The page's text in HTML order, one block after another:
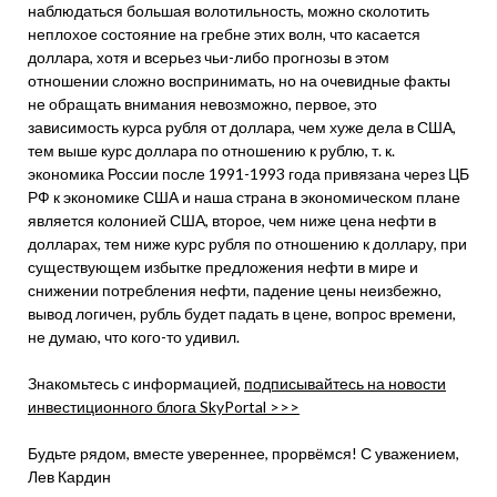
наблюдаться большая волотильность, можно сколотить
неплохое состояние на гребне этих волн, что касается
доллара, хотя и всерьез чьи-либо прогнозы в этом
отношении сложно воспринимать, но на очевидные факты
не обращать внимания невозможно, первое, это
зависимость курса рубля от доллара, чем хуже дела в США,
тем выше курс доллара по отношению к рублю, т. к.
экономика России после 1991-1993 года привязана через ЦБ
РФ к экономике США и наша страна в экономическом плане
является колонией США, второе, чем ниже цена нефти в
долларах, тем ниже курс рубля по отношению к доллару, при
существующем избытке предложения нефти в мире и
снижении потребления нефти, падение цены неизбежно,
вывод логичен, рубль будет падать в цене, вопрос времени,
не думаю, что кого-то удивил.
Знакомьтесь с информацией, подписывайтесь на новости
инвестиционного блога SkyPortal >>>
Будьте рядом, вместе увереннее, прорвёмся! С уважением,
Лев Кардин